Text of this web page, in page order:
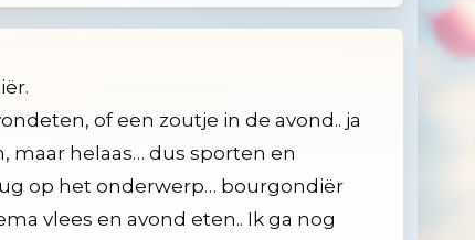
of een zoutje in de avond.. ja
maar helaas… dus sporten en
op het onderwerp… bourgondiër
vlees en avond eten.. Ik ga nog